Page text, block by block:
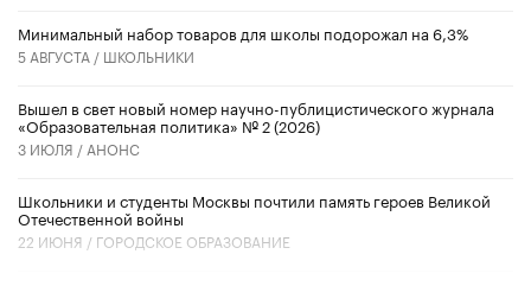
Минимальный набор товаров для школы подорожал на 6,3%
5 АВГУСТА / ШКОЛЬНИКИ
Вышел в свет новый номер научно-публицистического журнала
«Образовательная политика» № 2 (2026)
3 ИЮЛЯ / АНОНС
Школьники и студенты Москвы почтили память героев Великой
Отечественной войны
22 ИЮНЯ / ГОРОДСКОЕ ОБРАЗОВАНИЕ